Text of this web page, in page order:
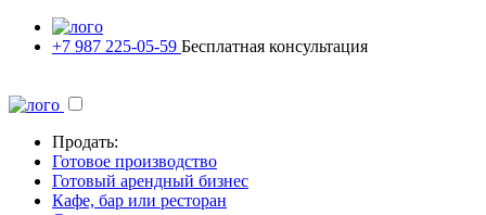
+7 987 225-05-59 Бесплатная консультация
Продать:
Готовое производство
Готовый арендный бизнес
Кафе, бар или ресторан